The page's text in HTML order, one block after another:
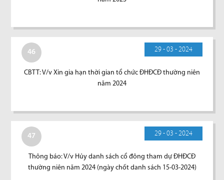
46 29 - 03 - 2024
CBTT: V/v Xin gia hạn thời gian tổ chức ĐHĐCĐ thường niên
năm 2024
47 29 - 03 - 2024
Thông báo: V/v Hủy danh sách cổ đông tham dự ĐHĐCĐ
thường niên năm 2024 (ngày chốt danh sách 15-03-2024)